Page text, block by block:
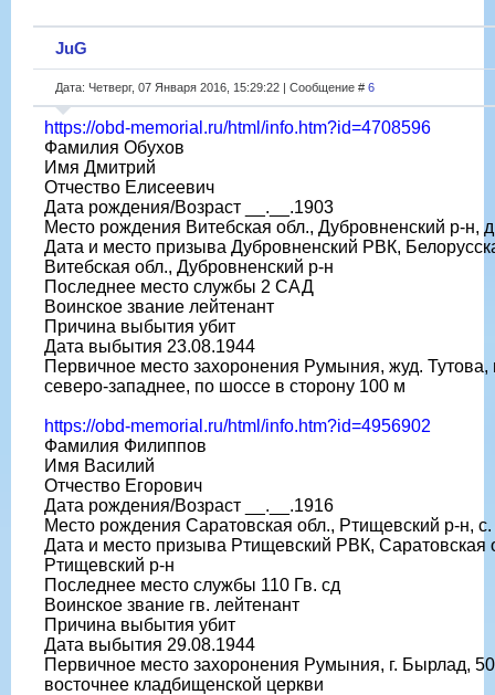
JuG
Дата: Четверг, 07 Января 2016, 15:29:22 | Сообщение # 6
https://obd-memorial.ru/html/info.htm?id=4708596
Фамилия Обухов
Имя Дмитрий
Отчество Елисеевич
Дата рождения/Возраст __.__.1903
Место рождения Витебская обл., Дубровненский р-н,
Дата и место призыва Дубровненский РВК,
Витебская обл., Дубровненский р-н
Последнее место службы 2 САД
Воинское звание лейтенант
Причина выбытия убит
Дата выбытия 23.08.1944
Первичное место захоронения Румыния, жуд. Тутова,
северо-западнее, по шоссе в сторону 100 м
https://obd-memorial.ru/html/info.htm?id=4956902
Фамилия Филиппов
Имя Василий
Отчество Егорович
Дата рождения/Возраст __.__.1916
Место рождения Саратовская обл., Ртищевский р-н,
Дата и место призыва Ртищевский РВК, Саратовская
Ртищевский р-н
Последнее место службы 110 Гв. сд
Воинское звание гв. лейтенант
Причина выбытия убит
Дата выбытия 29.08.1944
Первичное место захоронения Румыния, г. Бырлад,
восточнее кладбищенской церкви